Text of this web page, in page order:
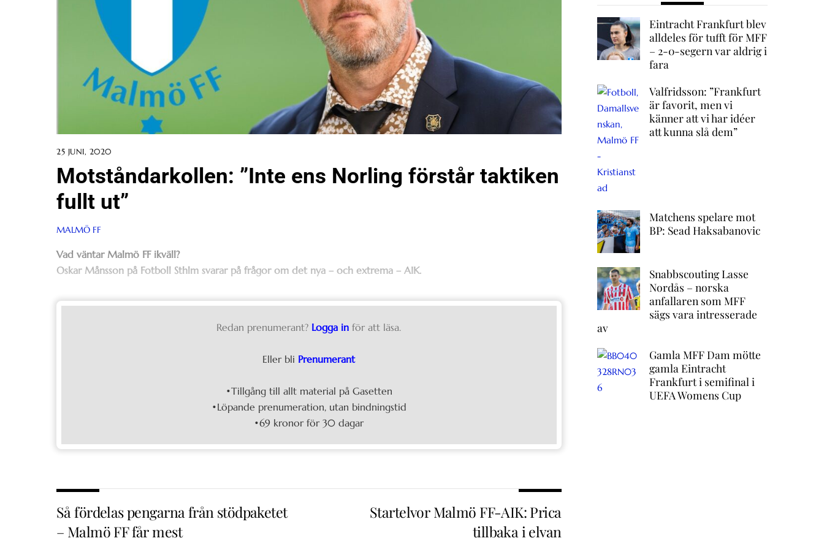
25 JUNI, 2020
Motståndarkollen: ”Inte ens Norling förstår taktiken
fullt ut”
MALMÖ FF
Vad väntar Malmö FF ikväll?
Oskar Månsson på Fotboll Sthlm svarar på frågor om det nya – och extrema – AIK.
Redan prenumerant? Logga in för att läsa.
Eller bli Prenumerant
•Tillgång till allt material på Gasetten
•Löpande prenumeration, utan bindningstid
•69 kronor för 30 dagar
Så fördelas pengarna från stödpaketet
– Malmö FF får mest
Startelvor Malmö FF-AIK: Prica
tillbaka i elvan
Eintracht Frankfurt blev
alldeles för tufft för MFF
– 2-0-segern var aldrig i
fara
Valfridsson: ”Frankfurt
är favorit, men vi
känner att vi har idéer
att kunna slå dem”
Matchens spelare mot
BP: Sead Haksabanovic
Snabbscouting Lasse
Nordås – norska
anfallaren som MFF
sägs vara intresserade
av
Gamla MFF Dam mötte
gamla Eintracht
Frankfurt i semifinal i
UEFA Womens Cup